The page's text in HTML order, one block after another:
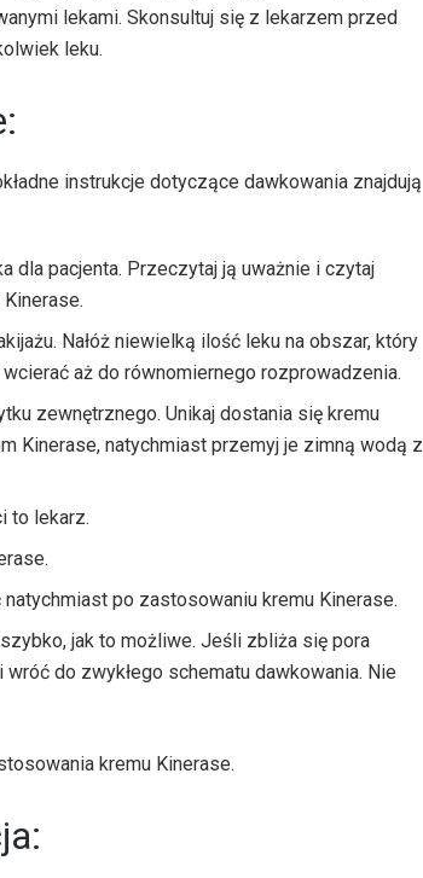
lekami. Skonsultuj się z lekarzem przed
leku.
instrukcje dotyczące dawkowania znajdują
dla pacjenta. Przeczytaj ją uważnie i czytaj
Nałóż niewielką ilość leku na obszar, który
aż do równomiernego rozprowadzenia.
zewnętrznego. Unikaj dostania się kremu
​​Kinerase, natychmiast przemyj je zimną wodą z
to lekarz.
po zastosowaniu kremu Kinerase.
jak to możliwe. Jeśli zbliża się pora
do zwykłego schematu dawkowania. Nie
kremu Kinerase.